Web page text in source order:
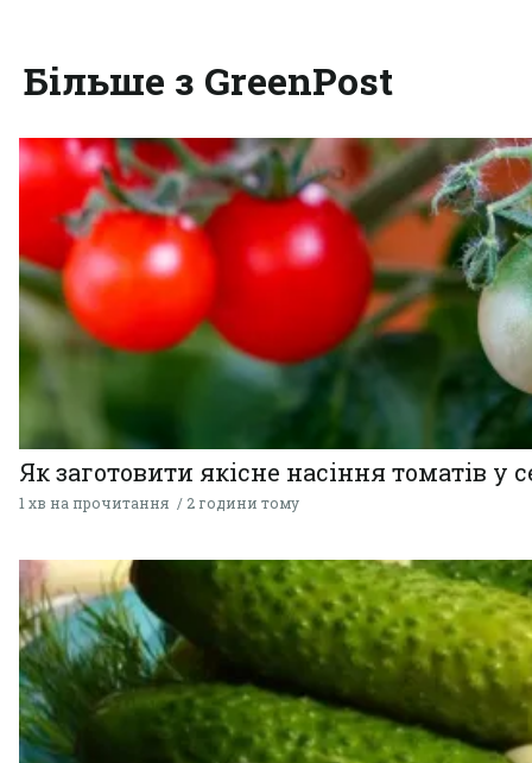
Більше з GreenPost
Як заготовити якісне насіння томатів у
1 хв на прочитання 2 години тому